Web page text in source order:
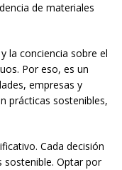
de materiales
la conciencia sobre el
Por eso, es un
empresas y
prácticas sostenibles,
Cada decisión
Optar por